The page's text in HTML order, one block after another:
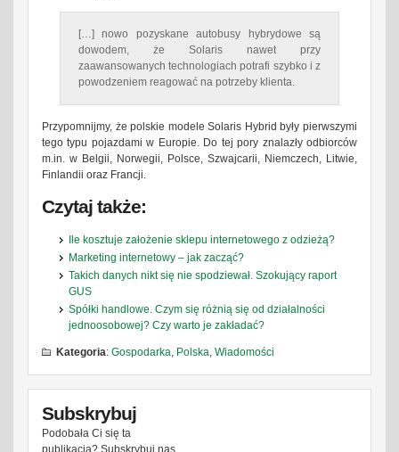
[…] nowo pozyskane autobusy hybrydowe są
dowodem, że Solaris nawet przy
zaawansowanych technologiach potrafi szybko i z
powodzeniem reagować na potrzeby klienta.
Przypomnijmy, że polskie modele Solaris Hybrid były pierwszymi
tego typu pojazdami w Europie. Do tej pory znalazły odbiorców
m.in. w Belgii, Norwegii, Polsce, Szwajcarii, Niemczech, Litwie,
Finlandii oraz Francji.
Czytaj także:
Ile kosztuje założenie sklepu internetowego z odzieżą?
Marketing internetowy – jak zacząć?
Takich danych nikt się nie spodziewał. Szokujący raport
GUS
Spółki handlowe. Czym się różnią się od działalności
jednoosobowej? Czy warto je zakładać?
Kategoria: Gospodarka, Polska, Wiadomości
Subskrybuj
Podobała Ci się ta
publikacja? Subskrybuj nas.